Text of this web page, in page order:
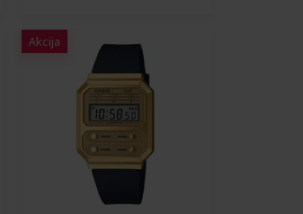
Akcija